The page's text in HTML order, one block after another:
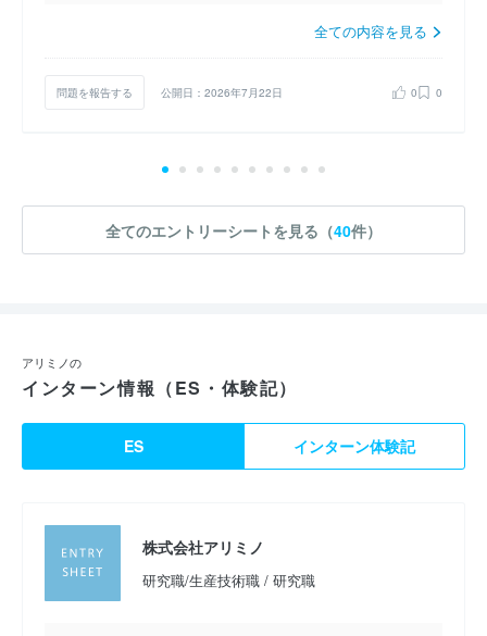
全ての内容を見る
問題を報告する 公開日：2026年7月22日 0 0
全てのエントリーシートを見る（40件）
アリミノの
インターン情報（ES・体験記）
ES インターン体験記
株式会社アリミノ
研究職/生産技術職 / 研究職